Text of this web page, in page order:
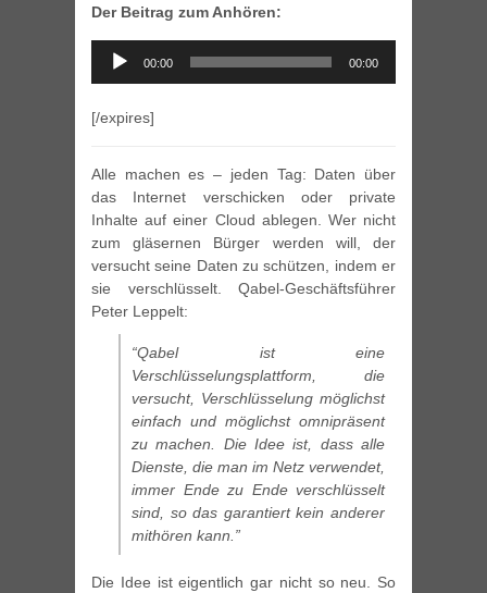
Der Beitrag zum Anhören:
Audio
Player
00:00 00:00
[/expires]
Alle machen es – jeden Tag: Daten über
das Internet verschicken oder private
Inhalte auf einer Cloud ablegen. Wer nicht
zum gläsernen Bürger werden will, der
versucht seine Daten zu schützen, indem er
sie verschlüsselt. Qabel-Geschäftsführer
Peter Leppelt:
“Qabel ist eine
Verschlüsselungsplattform, die
versucht, Verschlüsselung möglichst
einfach und möglichst omnipräsent
zu machen. Die Idee ist, dass alle
Dienste, die man im Netz verwendet,
immer Ende zu Ende verschlüsselt
sind, so das garantiert kein anderer
mithören kann.”
Die Idee ist eigentlich gar nicht so neu. So